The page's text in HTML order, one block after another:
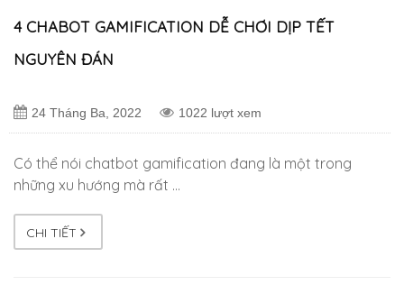
4 CHABOT GAMIFICATION DỄ CHƠI DỊP TẾT
NGUYÊN ĐÁN
24 Tháng Ba, 2022 1022 lượt xem
Có thể nói chatbot gamification đang là một trong
những xu hướng mà rất …
CHI TIẾT